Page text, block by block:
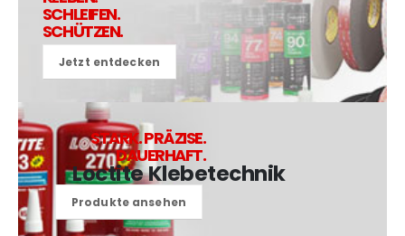
SCHLEIFEN.
SCHÜTZEN.
Jetzt entdecken
STARK. PRÄZISE.
DAUERHAFT.
Loctite Klebetechnik
Produkte ansehen